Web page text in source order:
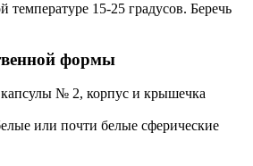
температуре 15-25 градусов. Беречь
формы
№ 2, корпус и крышечка
или почти белые сферические